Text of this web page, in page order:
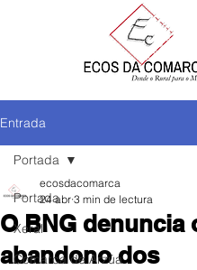
Entrada
Portada
Xeral
Comarca de Arzúa
Portada
O BNG denuncia
abandono dos
ecosdacomarca
24 abr 3 min de lectura